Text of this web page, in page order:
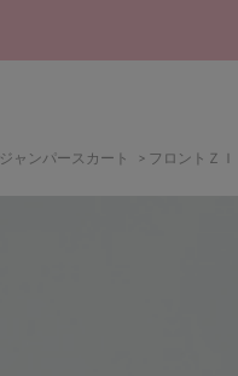
ジャンパースカート > フロントＺ